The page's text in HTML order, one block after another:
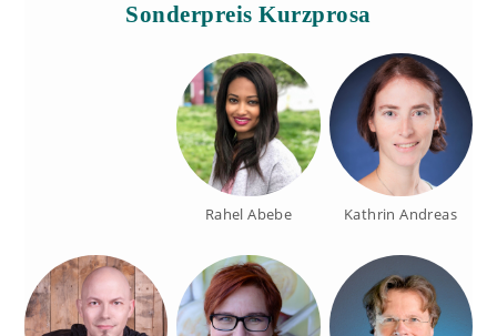
Sonderpreis Kurzprosa
Rahel Abebe Kathrin Andreas